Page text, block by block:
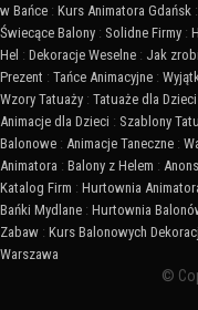
w Bańce : Kurs Animatora Gdańsk :
Świecące Balony : Solidne Firmy :
Hel : Dekoracje Weselne : Jak
Prezent : Tańce Animacyjne :
Wzory Tatuaży : Tatuaże dla Dzieci
Animacje dla Dzieci : Szablony
Balonowe : Animacje Taneczne :
Animatora : Balony z Helem :
Katalog Firm : Hurtownia
Bańki Mydlane : Hurtownia
Zabaw : Kurs Balonowych
Warszawa
©